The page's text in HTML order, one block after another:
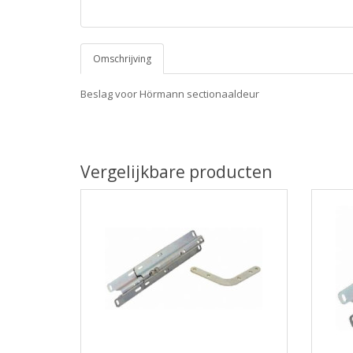
Omschrijving
Beslag voor Hörmann sectionaaldeur
Vergelijkbare producten